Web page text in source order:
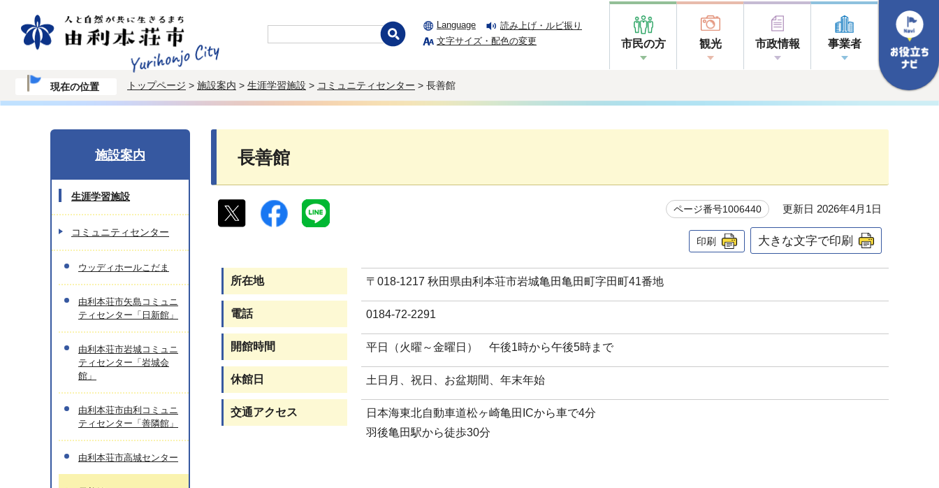
Language
読み上げ・ルビ振り
文字サイズ・配色の変更
市民の方 観光 市政情報 事業者
現在の位置 トップページ > 施設案内 > 生涯学習施設 > コミュニティセンター > 長善館
長善館
ページ番号1006440 更新日 2026年4月1日
印刷 大きな文字で印刷
所在地 〒018-1217 秋田県由利本荘市岩城亀田亀田町字田町41番地
電話 0184-72-2291
開館時間 平日（火曜～金曜日） 午後1時から午後5時まで
休館日 土日月、祝日、お盆期間、年末年始
交通アクセス
日本海東北自動車道松ヶ崎亀田ICから車で4分
羽後亀田駅から徒歩30分
施設案内
生涯学習施設
コミュニティセンター
ウッディホールこだま
由利本荘市矢島コミュニ
ティセンター「日新館」
由利本荘市岩城コミュニ
ティセンター「岩城会
館」
由利本荘市由利コミュニ
ティセンター「善隣館」
由利本荘市高城センター